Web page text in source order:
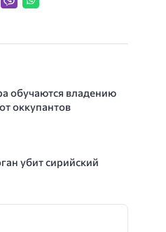
обучаются владению
оккупантов
убит сирийский